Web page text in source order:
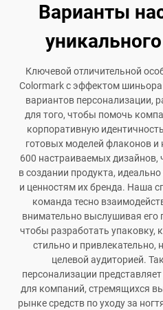
Варианты
Ключевой отличительной
Colormark с эффектом
вариантов персонализации,
для того, чтобы помочь
корпоративную
готовых моделей флаконов
600 настраиваемых дизайнов,
в создании продукта,
и ценностям их бренда. Наша
команда тесно
внимательно выслушивая его
чтобы разработать упаковку,
стильно и привлекательно,
целевой аудиторией.
персонализации
для компаний, стремящихся
рынке средств по уходу за